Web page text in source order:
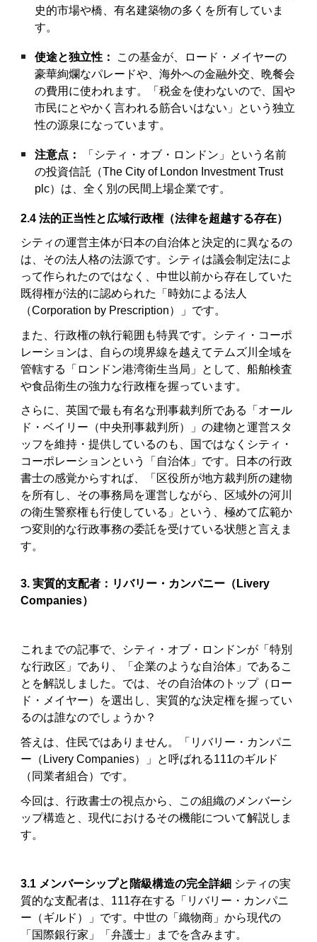
史的市場や橋、有名建築物の多くを所有していま
す。
使途と独立性：
この基金が、ロード・メイヤーの
豪華絢爛なパレードや、海外への金融外交、晩餐会
の費用に使われます。「税金を使わないので、国や
市民にとやかく言われる筋合いはない」という独立
性の源泉になっています。
注意点：
「シティ・オブ・ロンドン」という名前
の投資信託（The City of London Investment Trust
plc）は、全く別の民間上場企業です。
2.4 法的正当性と広域行政権（法律を超越する存在）
シティの運営主体が日本の自治体と決定的に異なるの
は、その法人格の法源です。シティは議会制定法によ
って作られたのではなく、中世以前から存在していた
既得権が法的に認められた「時効による法人
（Corporation by Prescription）」です。
また、行政権の執行範囲も特異です。シティ・コーポ
レーションは、自らの境界線を越えてテムズ川全域を
管轄する「ロンドン港湾衛生当局」として、船舶検査
や食品衛生の強力な行政権を握っています。
さらに、英国で最も有名な刑事裁判所である「オール
ド・ベイリー（中央刑事裁判所）」の建物と運営スタ
ッフを維持・提供しているのも、国ではなくシティ・
コーポレーションという「自治体」です。日本の行政
書士の感覚からすれば、「区役所が地方裁判所の建物
を所有し、その事務局を運営しながら、区域外の河川
の衛生警察権も行使している」という、極めて広範か
つ変則的な行政事務の委託を受けている状態と言えま
す。
3. 実質的支配者：リバリー・カンパニー（Livery
Companies）
これまでの記事で、シティ・オブ・ロンドンが「特別
な行政区」であり、「企業のような自治体」であるこ
とを解説しました。では、その自治体のトップ（ロー
ド・メイヤー）を選出し、実質的な決定権を握ってい
るのは誰なのでしょうか？
答えは、住民ではありません。「リバリー・カンパニ
ー（Livery Companies）」と呼ばれる111のギルド
（同業者組合）です。
今回は、行政書士の視点から、この組織のメンバーシ
ップ構造と、現代におけるその機能について解説しま
す。
3.1 メンバーシップと階級構造の完全詳細 シティの実
質的な支配者は、111存在する「リバリー・カンパニ
ー（ギルド）」です。中世の「織物商」から現代の
「国際銀行家」「弁護士」までを含みます。